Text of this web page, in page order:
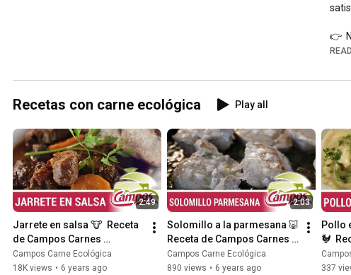
👉
👉
Recetas con carne ecológica Play all
2:49
Jarrete en salsa 🐮  Receta
de Campos Carnes
Ecológicas
Campos Carne Ecológica
18K views • 6 years ago
2:03
Solomillo a la parmesana 🐷
Receta de Campos Carnes
Ecológicas
Campos Carne Ecológica
890 views • 6 years ago
Pollo
🐓
337